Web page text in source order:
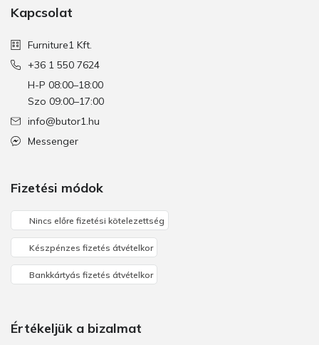
Kapcsolat
Furniture1 Kft.
+36 1 550 7624
H-P 08:00–18:00
Szo 09:00–17:00
info@butor1.hu
Messenger
Fizetési módok
Nincs előre fizetési kötelezettség
Készpénzes fizetés átvételkor
Bankkártyás fizetés átvételkor
Értékeljük a bizalmat